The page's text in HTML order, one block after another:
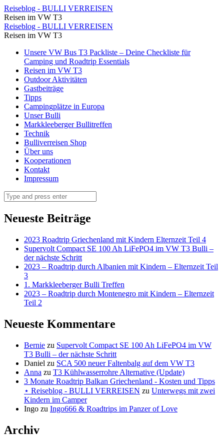
Zu
Gast
bei
Familie
Horn
Reiseblog
BULLI
VERREISEN
Reiseblog - BULLI VERREISEN
Reisen im VW T3
Zu
Gast
bei
Familie
Horn
Reiseblog
BULLI
VERREISEN
Reiseblog - BULLI VERREISEN
Reisen im VW T3
Skip
content
Unsere VW Bus T3 Packliste – Deine Checkliste für
Camping und Roadtrip Essentials
Reisen im VW T3
Outdoor Aktivitäten
Gastbeiträge
Tipps
Campingplätze in Europa
Unser Bulli
Markkleeberger Bullitreffen
Technik
Bulliverreisen Shop
Über uns
Kooperationen
Kontakt
Impressum
Search
Neueste Beiträge
2023 Roadtrip Griechenland mit Kindern Elternzeit Teil 4
Supervolt Compact SE 100 Ah LiFePO4 im VW T3 Bulli –
der nächste Schritt
2023 – Roadtrip durch Albanien mit Kindern – Elternzeit Teil
3
1. Markkleeberger Bulli Treffen
2023 – Roadtrip durch Montenegro mit Kindern – Elternzeit
Teil 2
Neueste Kommentare
Bernie zu Supervolt Compact SE 100 Ah LiFePO4 im VW
T3 Bulli – der nächste Schritt
Daniel zu SCA 500 neuer Faltenbalg auf dem VW T3
Anna zu T3 Kühlwasserrohre Alternative (Update)
3 Monate Roadtrip Balkan Griechenland - Kosten und Tipps
⋆ Reiseblog - BULLI VERREISEN zu Unterwegs mit zwei
Kindern im Camper
Ingo zu Ingo666 & Roadtrips im Panzer of Love
Archiv